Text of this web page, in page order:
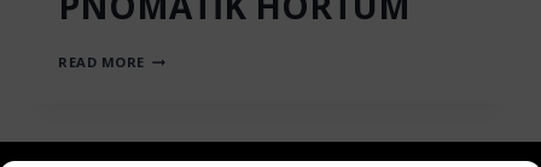
READ MORE PNÖMATİK